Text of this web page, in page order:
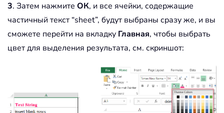
3. Затем нажмите ОК, и все ячейки, содержащие
частичный текст “sheet”, будут выбраны сразу же, и вы
сможете перейти на вкладку Главная, чтобы выбрать
цвет для выделения результата, см. скриншот: